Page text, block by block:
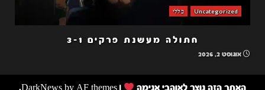
Uncategorized כללי
חתולה מעשנת פרקים 3-1
אוגוסט 2, 2026
האתר הזה נוצר לאוהבי אנימה |
DarkNewsby AF themes.